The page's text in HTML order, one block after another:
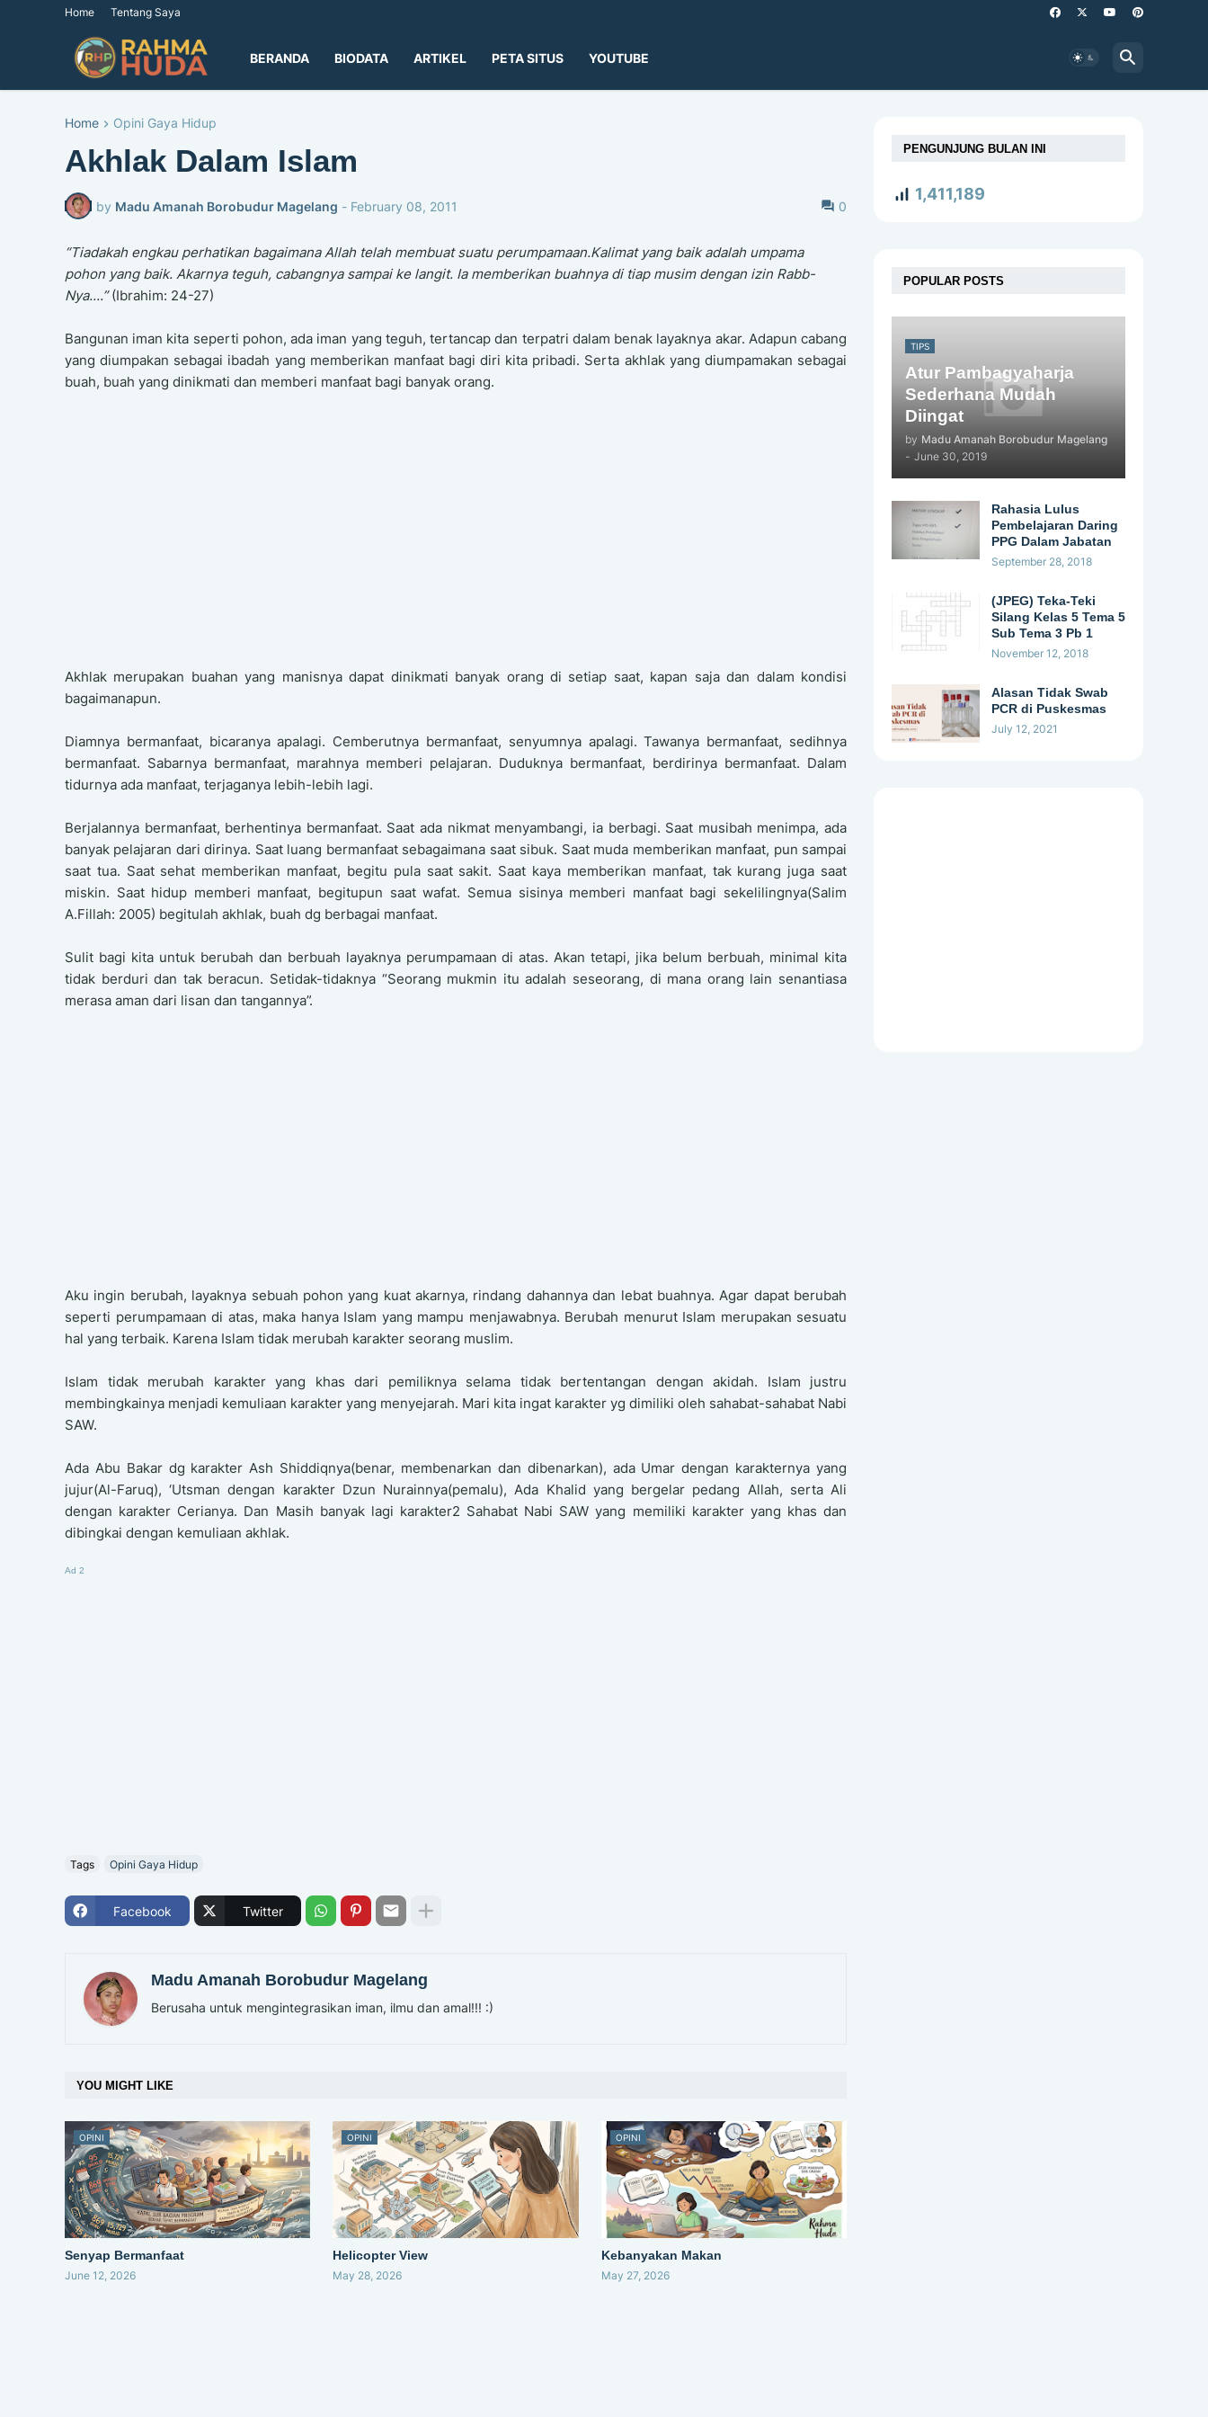
Home Tentang Saya
BERANDA BIODATA ARTIKEL PETA SITUS YOUTUBE
Home Opini Gaya Hidup
Akhlak Dalam Islam
by Madu Amanah Borobudur Magelang - February 08, 2011 0
“Tiadakah engkau perhatikan bagaimana Allah telah membuat suatu perumpamaan.Kalimat yang baik adalah umpama
pohon yang baik. Akarnya teguh, cabangnya sampai ke langit. Ia memberikan buahnya di tiap musim dengan izin Rabb-
Nya....”(Ibrahim: 24-27)
Bangunan iman kita seperti pohon, ada iman yang teguh, tertancap dan terpatri dalam benak layaknya akar. Adapun cabang
yang diumpakan sebagai ibadah yang memberikan manfaat bagi diri kita pribadi. Serta akhlak yang diumpamakan sebagai
buah, buah yang dinikmati dan memberi manfaat bagi banyak orang.
Akhlak merupakan buahan yang manisnya dapat dinikmati banyak orang di setiap saat, kapan saja dan dalam kondisi
bagaimanapun.
Diamnya bermanfaat, bicaranya apalagi. Cemberutnya bermanfaat, senyumnya apalagi. Tawanya bermanfaat, sedihnya
bermanfaat. Sabarnya bermanfaat, marahnya memberi pelajaran. Duduknya bermanfaat, berdirinya bermanfaat. Dalam
tidurnya ada manfaat, terjaganya lebih-lebih lagi.
Berjalannya bermanfaat, berhentinya bermanfaat. Saat ada nikmat menyambangi, ia berbagi. Saat musibah menimpa, ada
banyak pelajaran dari dirinya. Saat luang bermanfaat sebagaimana saat sibuk. Saat muda memberikan manfaat, pun sampai
saat tua. Saat sehat memberikan manfaat, begitu pula saat sakit. Saat kaya memberikan manfaat, tak kurang juga saat
miskin. Saat hidup memberi manfaat, begitupun saat wafat. Semua sisinya memberi manfaat bagi sekelilingnya(Salim
A.Fillah: 2005) begitulah akhlak, buah dg berbagai manfaat.
Sulit bagi kita untuk berubah dan berbuah layaknya perumpamaan di atas. Akan tetapi, jika belum berbuah, minimal kita
tidak berduri dan tak beracun. Setidak-tidaknya “Seorang mukmin itu adalah seseorang, di mana orang lain senantiasa
merasa aman dari lisan dan tangannya”.
Aku ingin berubah, layaknya sebuah pohon yang kuat akarnya, rindang dahannya dan lebat buahnya. Agar dapat berubah
seperti perumpamaan di atas, maka hanya Islam yang mampu menjawabnya. Berubah menurut Islam merupakan sesuatu
hal yang terbaik. Karena Islam tidak merubah karakter seorang muslim.
Islam tidak merubah karakter yang khas dari pemiliknya selama tidak bertentangan dengan akidah. Islam justru
membingkainya menjadi kemuliaan karakter yang menyejarah. Mari kita ingat karakter yg dimiliki oleh sahabat-sahabat Nabi
SAW.
Ada Abu Bakar dg karakter Ash Shiddiqnya(benar, membenarkan dan dibenarkan), ada Umar dengan karakternya yang
jujur(Al-Faruq), ‘Utsman dengan karakter Dzun Nurainnya(pemalu), Ada Khalid yang bergelar pedang Allah, serta Ali
dengan karakter Cerianya. Dan Masih banyak lagi karakter2 Sahabat Nabi SAW yang memiliki karakter yang khas dan
dibingkai dengan kemuliaan akhlak.
Ad 2
Tags Opini Gaya Hidup
Facebook Twitter
Madu Amanah Borobudur Magelang
Berusaha untuk mengintegrasikan iman, ilmu dan amal!!! :)
YOU MIGHT LIKE
OPINI
Senyap Bermanfaat
June 12, 2026
OPINI
Helicopter View
May 28, 2026
OPINI
Kebanyakan Makan
May 27, 2026
PENGUNJUNG BULAN INI
1,411,189
POPULAR POSTS
TIPS
Atur Pambagyaharja
Sederhana Mudah
Diingat
by Madu Amanah Borobudur Magelang
- June 30, 2019
Rahasia Lulus
Pembelajaran Daring
PPG Dalam Jabatan
September 28, 2018
(JPEG) Teka-Teki
Silang Kelas 5 Tema 5
Sub Tema 3 Pb 1
November 12, 2018
Alasan Tidak Swab
PCR di Puskesmas
July 12, 2021